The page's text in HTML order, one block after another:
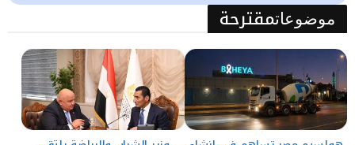
موضوعاتمقترحة